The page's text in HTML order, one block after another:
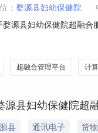
： 婺源县妇幼保健院
源县妇幼保健院超融
公告日期：2025年09
超融合管理平台 计
县妇幼保健院
县 通讯电子
货物